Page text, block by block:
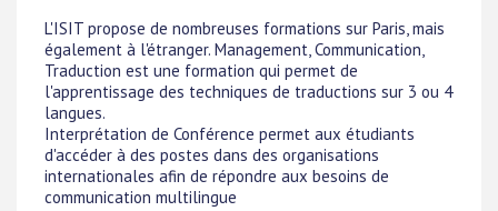
L'ISIT propose de nombreuses formations sur Paris, mais
également à l'étranger. Management, Communication,
Traduction est une formation qui permet de
l'apprentissage des techniques de traductions sur 3 ou 4
langues.
Interprétation de Conférence permet aux étudiants
d'accéder à des postes dans des organisations
internationales afin de répondre aux besoins de
communication multilingue